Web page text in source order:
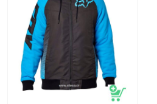
موجود